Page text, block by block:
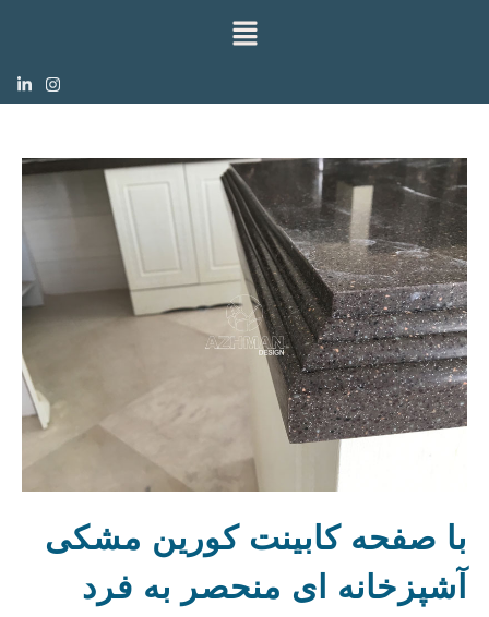
با صفحه کابینت کورین مشکی
آشپزخانه ای منحصر به فرد